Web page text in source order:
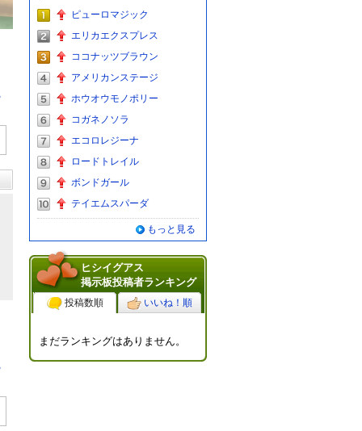
ピューロマジック
エリカエクスプレス
ココナッツブラウン
アメリカンステージ
ホウオウモノポリー
コガネノソラ
エコロレジーナ
ロードトレイル
ボンドガール
テイエムスパーダ
もっと見る
ヒシイグアス
掲示板投稿者ランキング
投稿数順 いいね！順
まだランキングはありません。